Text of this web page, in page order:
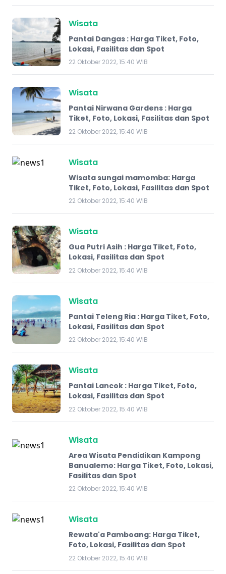
Wisata
Pantai Dangas : Harga Tiket, Foto,
Lokasi, Fasilitas dan Spot
22 Oktober 2022, 15:40 WIB
Wisata
Pantai Nirwana Gardens : Harga
Tiket, Foto, Lokasi, Fasilitas dan Spot
22 Oktober 2022, 15:40 WIB
Wisata
Wisata sungai mamomba: Harga
Tiket, Foto, Lokasi, Fasilitas dan Spot
22 Oktober 2022, 15:40 WIB
Wisata
Gua Putri Asih : Harga Tiket, Foto,
Lokasi, Fasilitas dan Spot
22 Oktober 2022, 15:40 WIB
Wisata
Pantai Teleng Ria : Harga Tiket, Foto,
Lokasi, Fasilitas dan Spot
22 Oktober 2022, 15:40 WIB
Wisata
Pantai Lancok : Harga Tiket, Foto,
Lokasi, Fasilitas dan Spot
22 Oktober 2022, 15:40 WIB
Wisata
Area Wisata Pendidikan Kampong
Banualemo: Harga Tiket, Foto, Lokasi,
Fasilitas dan Spot
22 Oktober 2022, 15:40 WIB
Wisata
Rewata'a Pamboang: Harga Tiket,
Foto, Lokasi, Fasilitas dan Spot
22 Oktober 2022, 15:40 WIB